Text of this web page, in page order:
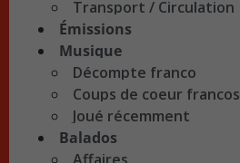
Transport / Circulation
Émissions
Musique
Décompte franco
Coups de coeur francos
Joué récemment
Balados